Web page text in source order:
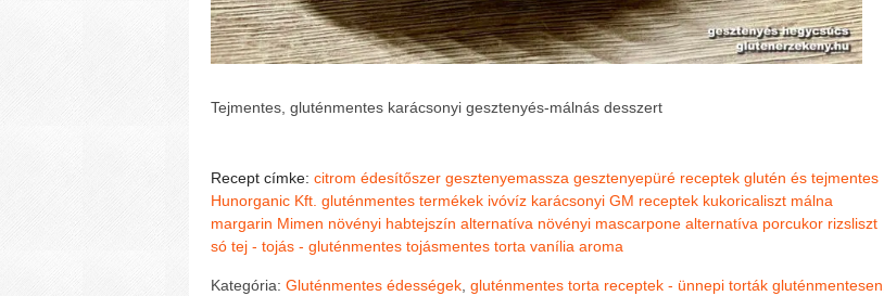
Tejmentes, gluténmentes karácsonyi gesztenyés-málnás desszert
Recept címke: citrom édesítőszer gesztenyemassza gesztenyepüré receptek glutén és tejmentes
Hunorganic Kft. gluténmentes termékek ivóvíz karácsonyi GM receptek kukoricaliszt málna
margarin Mimen növényi habtejszín alternatíva növényi mascarpone alternatíva porcukor rizsliszt
só tej - tojás - gluténmentes tojásmentes torta vanília aroma
Kategória: Gluténmentes édességek gluténmentes torta receptek - ünnepi torták gluténmentesen